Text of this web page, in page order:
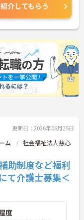
、さら
談くだ
紹介してもらう
更新日：2026年06月25日
ム
社会福祉法人慈心
助制度など福利
て介護士募集＜
度